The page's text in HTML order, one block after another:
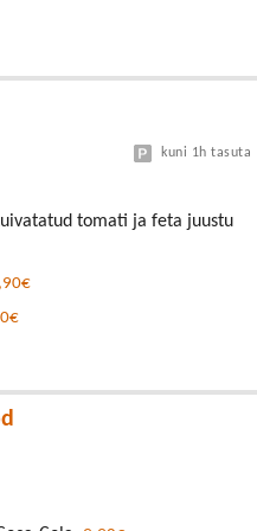
kuni 1h tasuta
tomati ja feta juustu